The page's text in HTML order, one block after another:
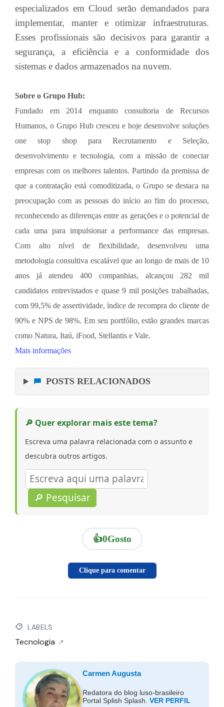
especializados em Cloud serão demandados para
implementar, manter e otimizar infraestruturas.
Esses profissionais são decisivos para garantir a
segurança, a eficiência e a conformidade dos
sistemas e dados armazenados na nuvem.
Sobre o Grupo Hub:
Fundado em 2014 enquanto consultoria de Recursos
Humanos, o Grupo Hub cresceu e hoje desenvolve soluções
one stop shop para Recrutamento e Seleção,
desenvolvimento e tecnologia, com a missão de conectar
empresas com os melhores talentos. Partindo da premissa de
que a contratação está comoditizada, o Grupo se destaca na
preocupação com as pessoas do início ao fim do processo,
reconhecendo as diferenças entre as gerações e o potencial de
cada uma para impulsionar a performance das empresas.
Com alto nível de flexibilidade, desenvolveu uma
metodologia consultiva escalável que ao longo de mais de 10
anos já atendeu 400 companhias, alcançou 282 mil
candidatos entrevistados e quase 9 mil posições trabalhadas,
com 99,5% de assertividade, índice de recompra do cliente de
90% e NPS de 98%. Em seu portfólio, estão grandes marcas
como Natura, Itaú, iFood, Stellantis e Vale.
Mais informações
POSTS RELACIONADOS
🔎 Quer explorar mais este tema?
Escreva uma palavra relacionada com o assunto e
descubra outros artigos.
🔎 Pesquisar
👍0Gosto
Clique para comentar
LABELS
Tecnologia
Carmen Augusta
Redatora do blog luso-brasileiro
Portal Splish Splash. VER PERFIL